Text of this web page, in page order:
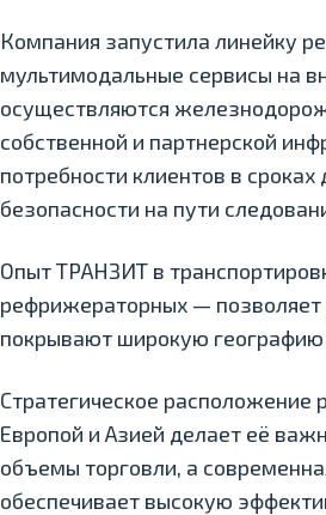
Компания запустила линейку
мультимодальные сервисы на
осуществляются
собственной и партнерской
потребности клиентов в
безопасности на пути
Опыт ТРАНЗИТ в
рефрижераторных —
покрывают широкую
Стратегическое
Европой и Азией делает её
объемы торговли, а
обеспечивает высокую